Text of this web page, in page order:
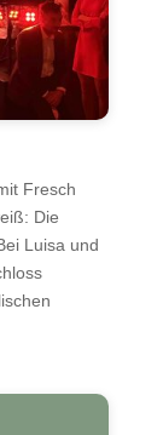
Fresch
Die
Luisa und